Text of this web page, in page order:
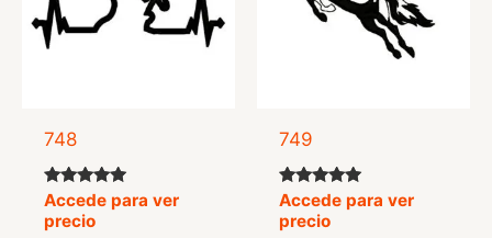
748
Valorado
con
5.00
Accede para ver
precio
749
Valorado
con
5.00
Accede para ver
precio